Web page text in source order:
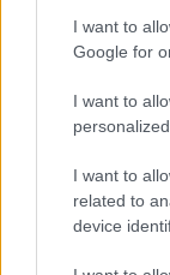
I want to
Google for
I want to
I want to
related to
device
Quando
Federica Ottone · 9
PIÙ LETTI